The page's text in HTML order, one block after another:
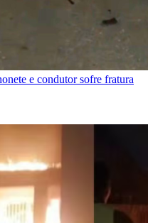
e condutor sofre fratura